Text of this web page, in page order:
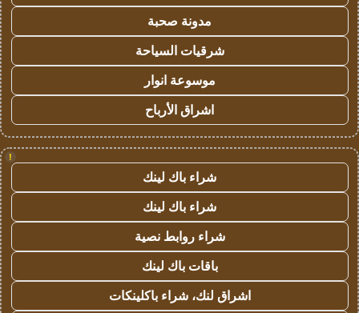
مدونة صحبة
شرقيات السياحة
موسوعة انوار
اشراق الأرباح
!
شراء باك لينك
شراء باك لينك
شراء روابط نصية
باقات باك لينك
اشراق لنك، شراء باكلينكات